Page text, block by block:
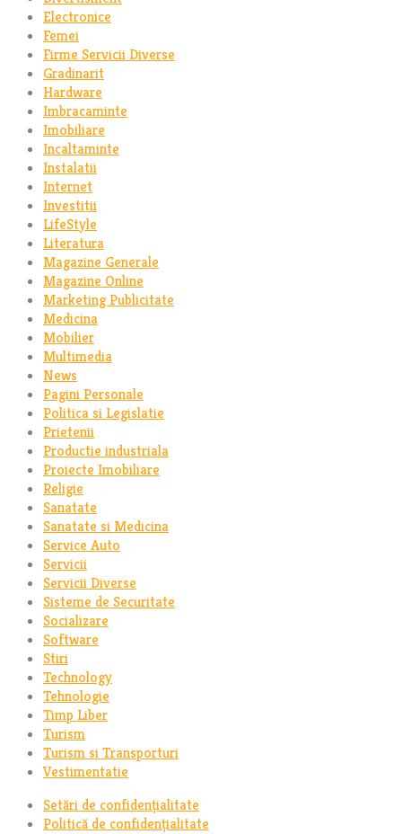
Electronice
Femei
Firme Servicii Diverse
Gradinarit
Hardware
Imbracaminte
Imobiliare
Incaltaminte
Instalatii
Internet
Investitii
LifeStyle
Literatura
Magazine Generale
Magazine Online
Marketing Publicitate
Medicina
Mobilier
Multimedia
News
Pagini Personale
Politica si Legislatie
Prietenii
Productie industriala
Proiecte Imobiliare
Religie
Sanatate
Sanatate si Medicina
Service Auto
Servicii
Servicii Diverse
Sisteme de Securitate
Socializare
Software
Stiri
Technology
Tehnologie
Timp Liber
Turism
Turism si Transporturi
Vestimentatie
Setări de confidențialitate
Politică de confidențialitate